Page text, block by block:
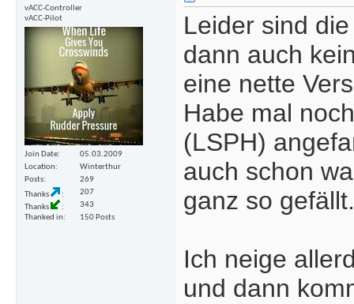
vACC-Controller
vACC-Pilot
Join Date
05.03.2009
Location
Winterthur
Posts
269
Thanks
207
Thanks
343
Thanked in
150 Posts
Leider sind
dann auch
eine nette
Habe mal
(LSPH)
auch schon
ganz so gefällt.
Ich neige
und dann